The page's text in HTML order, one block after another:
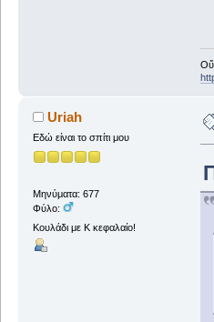
Uriah
Εδώ είναι το σπίτι μου
Μηνύματα: 677
Φύλο:
Κουλάδι με Κ κεφαλαίο!